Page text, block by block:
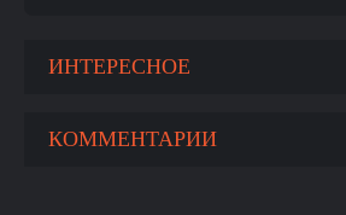
ИНТЕРЕСНОЕ
КОММЕНТАРИИ